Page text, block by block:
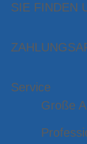
SIE FINDEN
Service
Große